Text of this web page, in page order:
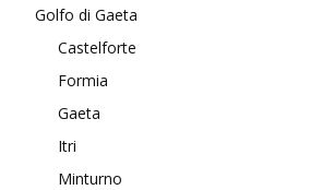
Golfo di Gaeta
Castelforte
Formia
Gaeta
Itri
Minturno